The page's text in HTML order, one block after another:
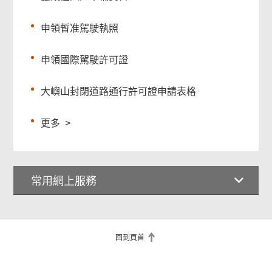
申領暫准駕駛執照
申領國際駕駛許可證
大嶼山封閉道路通行許可證申請表格
更多 >
常用網上服務
回到頁首